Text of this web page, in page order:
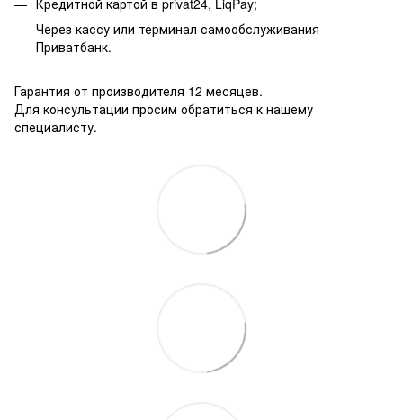
Через кассу или терминал самообслуживания
Приватбанк.
Гарантия от производителя 12 месяцев.
Для консультации просим обратиться к нашему
специалисту.